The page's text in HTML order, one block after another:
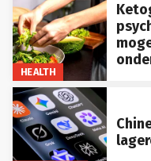
HEALTH